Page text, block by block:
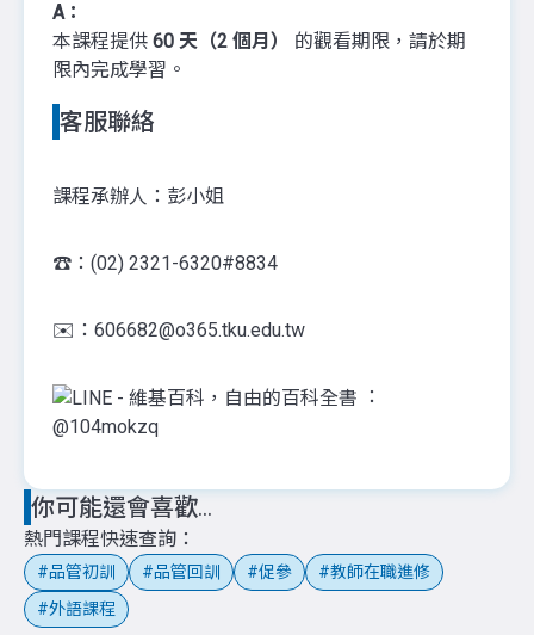
A：
本課程提供 60 天（2 個月）
的觀看期限，請於期
限內完成學習。
客服聯絡
課程承辦人：彭小姐
☎️：(02) 2321-6320#8834
✉️：606682@o365.tku.edu.tw
：
@104mokzq
你可能還會喜歡...
熱門課程快速查詢
品管初訓 品管回訓 促參
教師在職進修
外語課程